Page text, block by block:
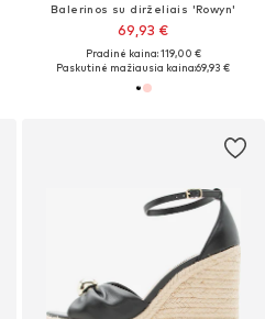
Balerinos su dirželiais 'Rowyn'
69,93 €
Pradinė kaina: 119,00 €
Paskutinė mažiausia kaina:69,93 €